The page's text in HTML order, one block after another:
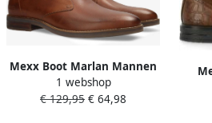
Mexx Boot Marlan Mannen
Bruin Dames laarzen
1 webshop
€ 129,95 € 64,98